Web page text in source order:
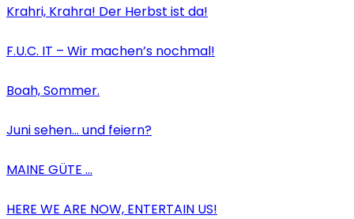
Krahri, Krahra! Der Herbst ist da!
F.U.C. IT – Wir machen’s nochmal!
Boah, Sommer.
Juni sehen… und feiern?
MAINE GÜTE …
HERE WE ARE NOW, ENTERTAIN US!